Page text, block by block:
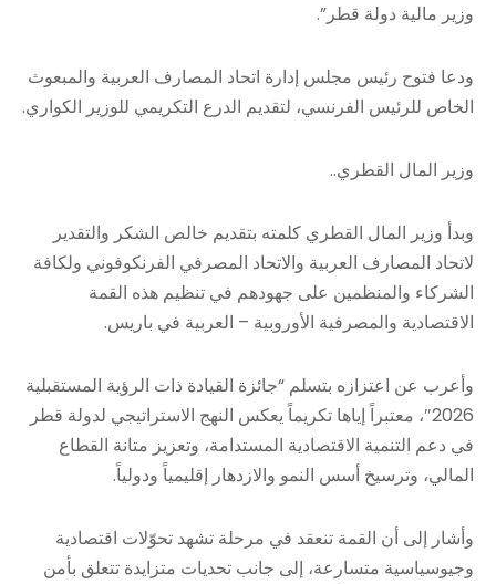
وزير مالية دولة قطر”.
ودعا فتوح رئيس مجلس إدارة اتحاد المصارف العربية والمبعوث
الخاص للرئيس الفرنسي، لتقديم الدرع التكريمي للوزير الكواري.
وزير المال القطري..
​وبدأ وزير المال القطري كلمته بتقديم خالص الشكر والتقدير
لاتحاد المصارف العربية والاتحاد المصرفي الفرنكوفوني ولكافة
الشركاء والمنظمين على جهودهم في تنظيم هذه القمة
الاقتصادية والمصرفية الأوروبية – العربية في باريس.
​​وأعرب عن اعتزازه بتسلم “جائزة القيادة ذات الرؤية المستقبلية
2026″، معتبراً إياها تكريماً يعكس النهج الاستراتيجي لدولة قطر
في دعم التنمية الاقتصادية المستدامة، وتعزيز متانة القطاع
المالي، وترسيخ أسس النمو والازدهار إقليمياً ودولياً.
​​وأشار إلى أن القمة تنعقد في مرحلة تشهد تحوّلات اقتصادية
وجيوسياسية متسارعة، إلى جانب تحديات متزايدة تتعلق بأمن